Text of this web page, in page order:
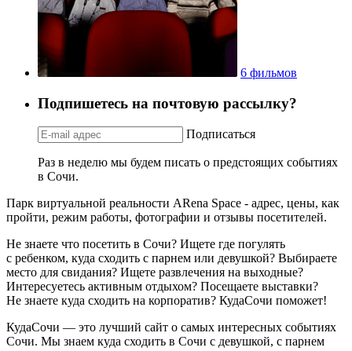
6 фильмов
Подпишетесь на почтовую рассылку?
Подписаться
Раз в неделю мы будем писать о предстоящих событиях
в Сочи.
Парк виртуальной реальности ARena Space - адрес, цены, как
пройти, режим работы, фотографии и отзывы посетителей.
Не знаете что посетить в Сочи? Ищете где погулять
с ребенком, куда сходить с парнем или девушкой? Выбираете
место для свидания? Ищете развлечения на выходные?
Интересуетесь активным отдыхом? Посещаете выставки?
Не знаете куда сходить на корпоратив? КудаСочи поможет!
КудаСочи — это лучший сайт о самых интересных событиях
Сочи. Мы знаем куда сходить в Сочи с девушкой, с парнем